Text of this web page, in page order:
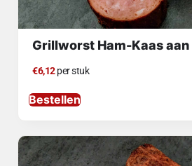
Grillworst Ham-Kaas
€6,12per stuk
Bestellen